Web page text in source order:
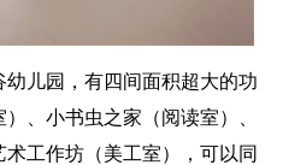
儿园，有四间面积超大的功
、小书虫之家（阅读室）、
工作坊（美工室），可以同